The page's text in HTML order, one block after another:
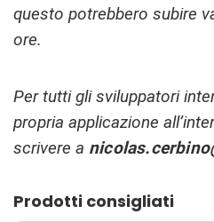
questo potrebbero subire
ore.
Per tutti gli sviluppatori
propria applicazione
scrivere a
Prodotti consigliati